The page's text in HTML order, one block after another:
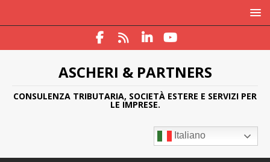
ASCHERI & PARTNERS
CONSULENZA TRIBUTARIA, SOCIETÀ ESTERE E SERVIZI PER
LE IMPRESE.
Italiano